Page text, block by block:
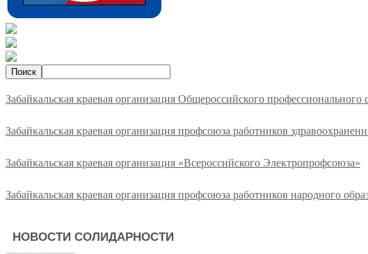
Забайкальская краевая организация Общероссийского
Забайкальская краевая организация профсоюза работников
Забайкальская краевая организация «Всероссийского Электропрофсоюза»
Забайкальская краевая организация профсоюза работников народного
НОВОСТИ СОЛИДАРНОСТИ